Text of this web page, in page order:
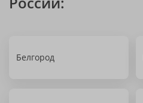
Белгород